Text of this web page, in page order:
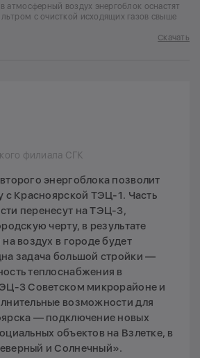
атмосферный воздух энергоблок оснастят
с очисткой исходящих газов свыше
Скачать
филиала СГК
энергоблока позволит
с Красноярской ТЭЦ-1. Часть
перенесут на ТЭЦ-3,
черту, в результате
воздух в городе будет
задача большой стройки —
теплоснабжения в
3 Советском микрорайоне и
возможности для
— подключение новых
объектов на Взлетке, в
и Солнечный».